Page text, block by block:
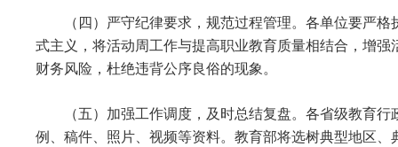
（四）严守纪律要求，规范过程管理。各单位要严
式主义，将活动周工作与提高职业教育质量相结合，增
财务风险，杜绝违背公序良俗的现象。
（五）加强工作调度，及时总结复盘。各省级教育
例、稿件、照片、视频等资料。教育部将选树典型地区